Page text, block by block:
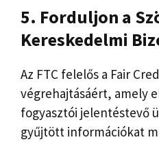
5. Forduljon a
Kereskedelmi
Az FTC felelős a Fair
végrehajtásáért, amely
fogyasztói jelentéstevő
gyűjtött információkat